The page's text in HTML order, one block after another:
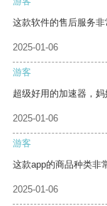
这款软件的售后服务非
2025-01-06
游客
超级好用的加速器，
2025-01-06
游客
这款app的商品种类非
2025-01-06